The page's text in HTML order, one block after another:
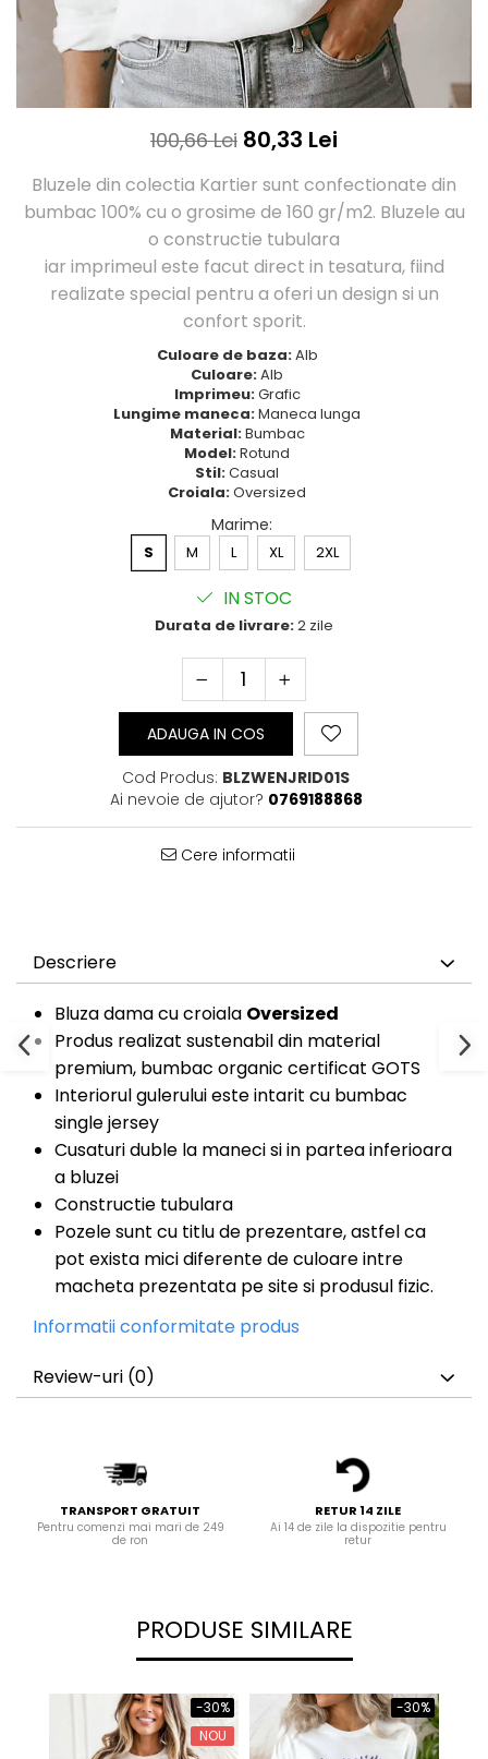
Tricouri Love
Tricouri Mom
Tricouri Moon
Tricouri Paris
Tricouri Petrecerea Burlacitelor
Tricouri Pisici
Tricouri Retro
Tricouri Toamna
Tricouri Tree
Tricouri Valentine's Day
Bluze Alfabet
Body-uri
Tricouri Samurai
Tricouri Skull
Tricouri Sport
Tricouri Tattoo
Tricouri Trupe/Artisti
Tricouri Oversize
Rap/Hip-Hop
Rock
Hanorace Barbati
100,66 Lei 80,33 Lei
Bluzele din colectia Kartier sunt confectionate din
bumbac 100% cu o grosime de 160 gr/m2. Bluzele au
o constructie tubulara
iar imprimeul este facut direct in tesatura, fiind
realizate special pentru a oferi un design si un
confort sporit.
Culoare de baza:Alb
Culoare:Alb
Imprimeu:Grafic
Lungime maneca:Maneca lunga
Material:Bumbac
Model:Rotund
Stil:Casual
Croiala:Oversized
Marime:
S M L XL 2XL
IN STOC
Durata de livrare:2 zile
ADAUGA IN COS
Cod Produs: BLZWENJRID01S
Ai nevoie de ajutor? 0769188868
Cere informatii
Descriere
Bluza dama cu croiala Oversized
Produs realizat sustenabil din material
premium, bumbac organic certificat GOTS
Interiorul gulerului este intarit cu bumbac
single jersey
Cusaturi duble la maneci si in partea inferioara
a bluzei
Constructie tubulara
Pozele sunt cu titlu de prezentare, astfel ca
pot exista mici diferente de culoare intre
macheta prezentata pe site si produsul fizic.
Informatii conformitate produs
Review-uri (0)
TRANSPORT GRATUIT
Pentru comenzi mai mari de 249
de ron
RETUR 14 ZILE
Ai 14 de zile la dispozitie pentru
retur
PRODUSE SIMILARE
-30%
NOU
-30%